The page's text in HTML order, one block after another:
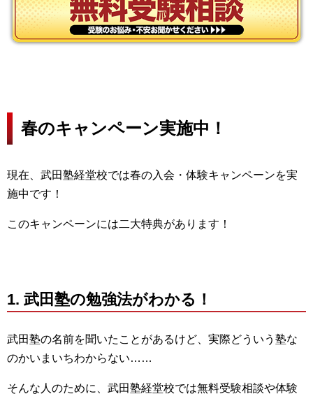
春のキャンペーン実施中！
現在、武田塾経堂校では春の入会・体験キャンペーンを実
施中です！
このキャンペーンには二大特典があります！
1. 武田塾の勉強法がわかる！
武田塾の名前を聞いたことがあるけど、実際どういう塾な
のかいまいちわからない……
そんな人のために、武田塾経堂校では無料受験相談や体験